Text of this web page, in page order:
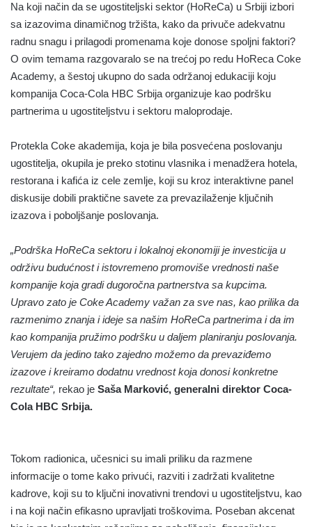
Na koji način da se ugostiteljski sektor (HoReCa) u Srbiji izbori
sa izazovima dinamičnog tržišta, kako da privuče adekvatnu
radnu snagu i prilagodi promenama koje donose spoljni faktori?
O ovim temama razgovaralo se na trećoj po redu HoReca Coke
Academy, a šestoj ukupno do sada održanoj edukaciji koju
kompanija Coca-Cola HBC Srbija organizuje kao podršku
partnerima u ugostiteljstvu i sektoru maloprodaje.
Protekla Coke akademija, koja je bila posvećena poslovanju
ugostitelja, okupila je preko stotinu vlasnika i menadžera hotela,
restorana i kafića iz cele zemlje, koji su kroz interaktivne panel
diskusije dobili praktične savete za prevazilaženje ključnih
izazova i poboljšanje poslovanja.
„Podrška HoReCa sektoru i lokalnoj ekonomiji je investicija u
održivu budućnost i istovremeno promoviše vrednosti naše
kompanije koja gradi dugoročna partnerstva sa kupcima.
Upravo zato je Coke Academy važan za sve nas, kao prilika da
razmenimo znanja i ideje sa našim HoReCa partnerima i da im
kao kompanija pružimo podršku u daljem planiranju poslovanja.
Verujem da jedino tako zajedno možemo da prevaziđemo
izazove i kreiramo dodatnu vrednost koja donosi konkretne
rezultate“, rekao je Saša Marković, generalni direktor Coca-
Cola HBC Srbija.
Tokom radionica, učesnici su imali priliku da razmene
informacije o tome kako privući, razviti i zadržati kvalitetne
kadrove, koji su to ključni inovativni trendovi u ugostiteljstvu, kao
i na koji način efikasno upravljati troškovima. Poseban akcenat